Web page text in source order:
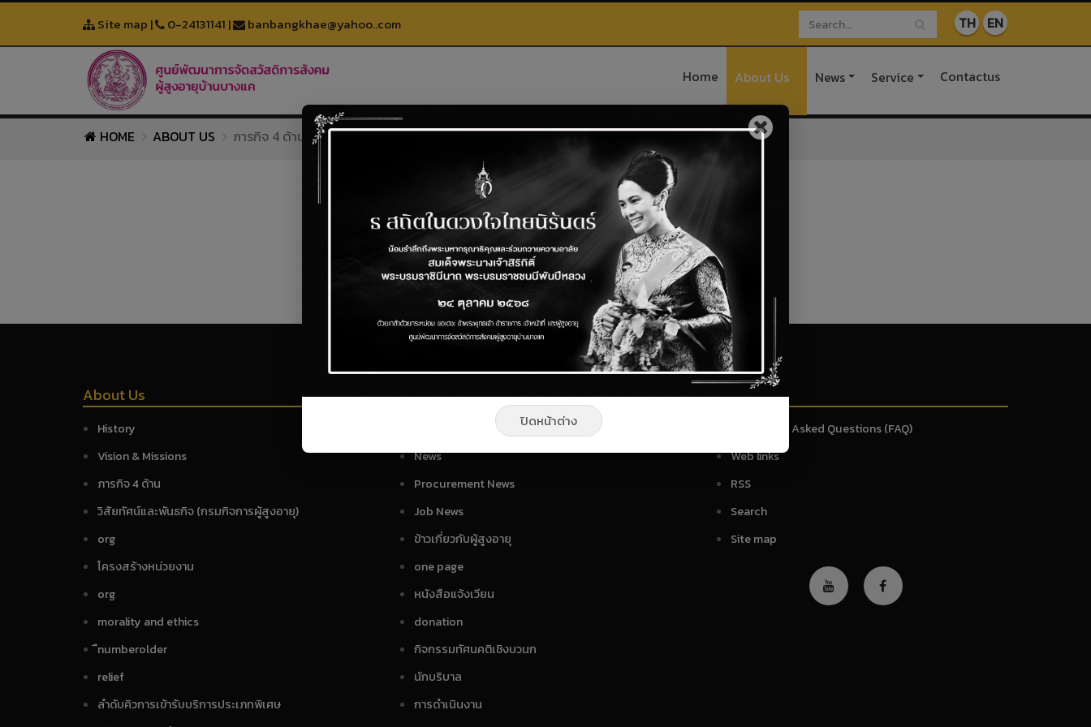
Site map | 0-24131141 | banbangkhae@yahoo..com TH EN
Home About Us News Service Contactus
HOME ABOUT US ภารกิจ 4 ด้าน
ภารกิจ 4 ด้าน
About Us
History
Vision & Missions
ภารกิจ 4 ด้าน
วิสัยทัศน์และพันธกิจ (กรมกิจการผู้สูงอายุ)
org
โครงสร้างหน่วยงาน
org
morality and ethics
ืnumberolder
relief
ลำดับคิวการเข้ารับบริการประเภทพิเศษ
News
News
Procurement News
Job News
ข้าวเกี่ยวกับผู้สูงอายุ
one page
หนังสือแจ้งเวียน
donation
กิจกรรมทัศนคติเชิงบวนก
นักบริบาล
การดำเนินงาน
Service
Frequently Asked Questions (FAQ)
Web links
RSS
Search
Site map
ปิดหน้าต่าง